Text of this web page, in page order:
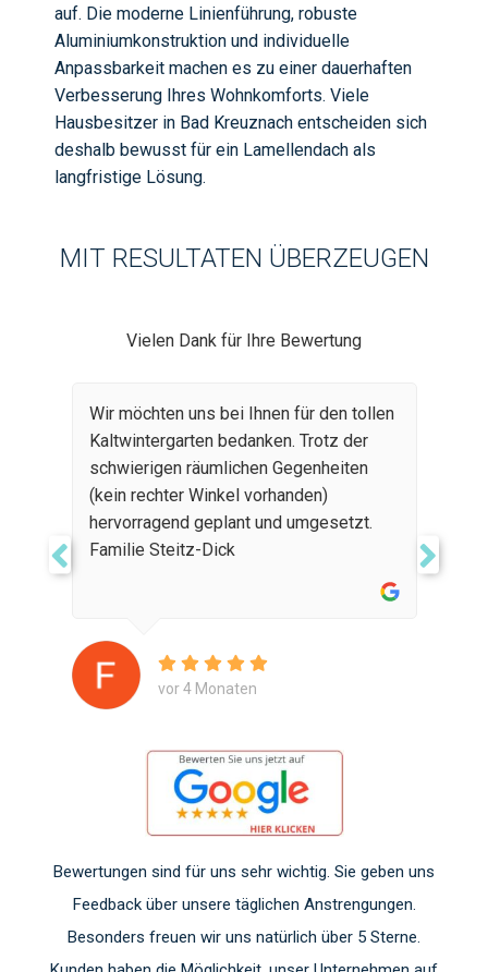
auf. Die moderne Linienführung, robuste
Aluminiumkonstruktion und individuelle
Anpassbarkeit machen es zu einer dauerhaften
Verbesserung Ihres Wohnkomforts. Viele
Hausbesitzer in Bad Kreuznach entscheiden sich
deshalb bewusst für ein Lamellendach als
langfristige Lösung.
MIT RESULTATEN ÜBERZEUGEN
Vielen Dank für Ihre Bewertung
Wir möchten uns bei Ihnen für den tollen
Kaltwintergarten bedanken. Trotz der
schwierigen räumlichen Gegenheiten
(kein rechter Winkel vorhanden)
hervorragend geplant und umgesetzt.
Familie Steitz-Dick
vor 4 Monaten
Bewertungen sind für uns sehr wichtig. Sie geben uns
Feedback über unsere täglichen Anstrengungen.
Besonders freuen wir uns natürlich über 5 Sterne.